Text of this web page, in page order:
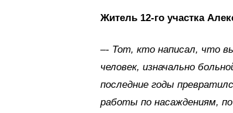
Житель 12-го участка
–- Тот, кто написал, что
человек, изначально
последние годы
работы по насаждениям,